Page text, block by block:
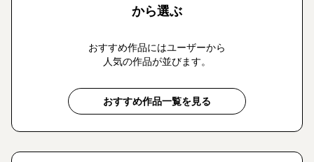
から選ぶ
おすすめ作品にはユーザーから
人気の作品が並びます。
おすすめ作品一覧を見る